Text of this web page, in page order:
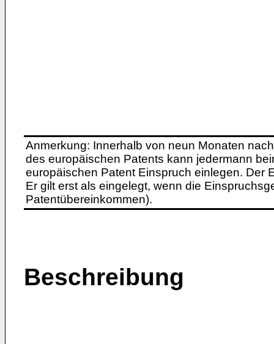
Anmerkung: Innerhalb von neun Monaten
des europäischen Patents kann jedermann
europäischen Patent Einspruch einlegen. Der
Er gilt erst als eingelegt, wenn die
Patentübereinkommen).
Beschreibung